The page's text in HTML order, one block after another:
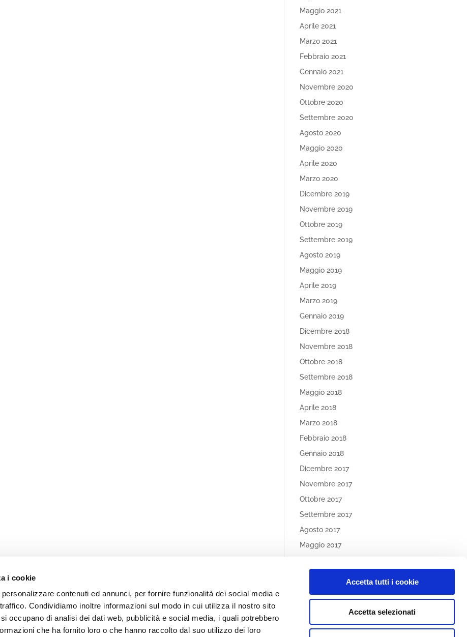
i cookie
contenuti ed annunci, per fornire funzionalità dei social media e
Condividiamo inoltre informazioni sul modo in cui utilizza il nostro sito
occupano di analisi dei dati web, pubblicità e social media, i quali potrebbero
che ha fornito loro o che hanno raccolto dal suo utilizzo dei loro
Accetta tutti i cookie
Accetta selezionati
Maggio 2021
Aprile 2021
Marzo 2021
Febbraio 2021
Gennaio 2021
Novembre 2020
Ottobre 2020
Settembre 2020
Agosto 2020
Maggio 2020
Aprile 2020
Marzo 2020
Dicembre 2019
Novembre 2019
Ottobre 2019
Settembre 2019
Agosto 2019
Maggio 2019
Aprile 2019
Marzo 2019
Gennaio 2019
Dicembre 2018
Novembre 2018
Ottobre 2018
Settembre 2018
Maggio 2018
Aprile 2018
Marzo 2018
Febbraio 2018
Gennaio 2018
Dicembre 2017
Novembre 2017
Ottobre 2017
Settembre 2017
Agosto 2017
Maggio 2017
Categories
Nessuna categoria